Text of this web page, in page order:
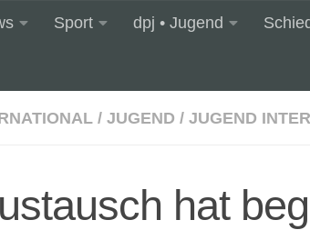
Sport dpj • Jugend
/ JUGEND / JUGEND
hat